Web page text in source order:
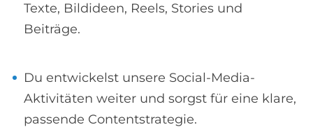
Texte, Bildideen, Reels, Stories und
Beiträge.
Du entwickelst unsere Social-Media-
Aktivitäten weiter und sorgst für eine klare,
passende Contentstrategie.